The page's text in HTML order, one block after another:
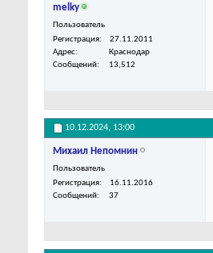
melky
Пользователь
Регистрация
27.11.2011
Адрес
Краснодар
Сообщений
13,512
10.12.2024, 13:00
Михаил Непомнин
Пользователь
Регистрация
16.11.2016
Сообщений
37